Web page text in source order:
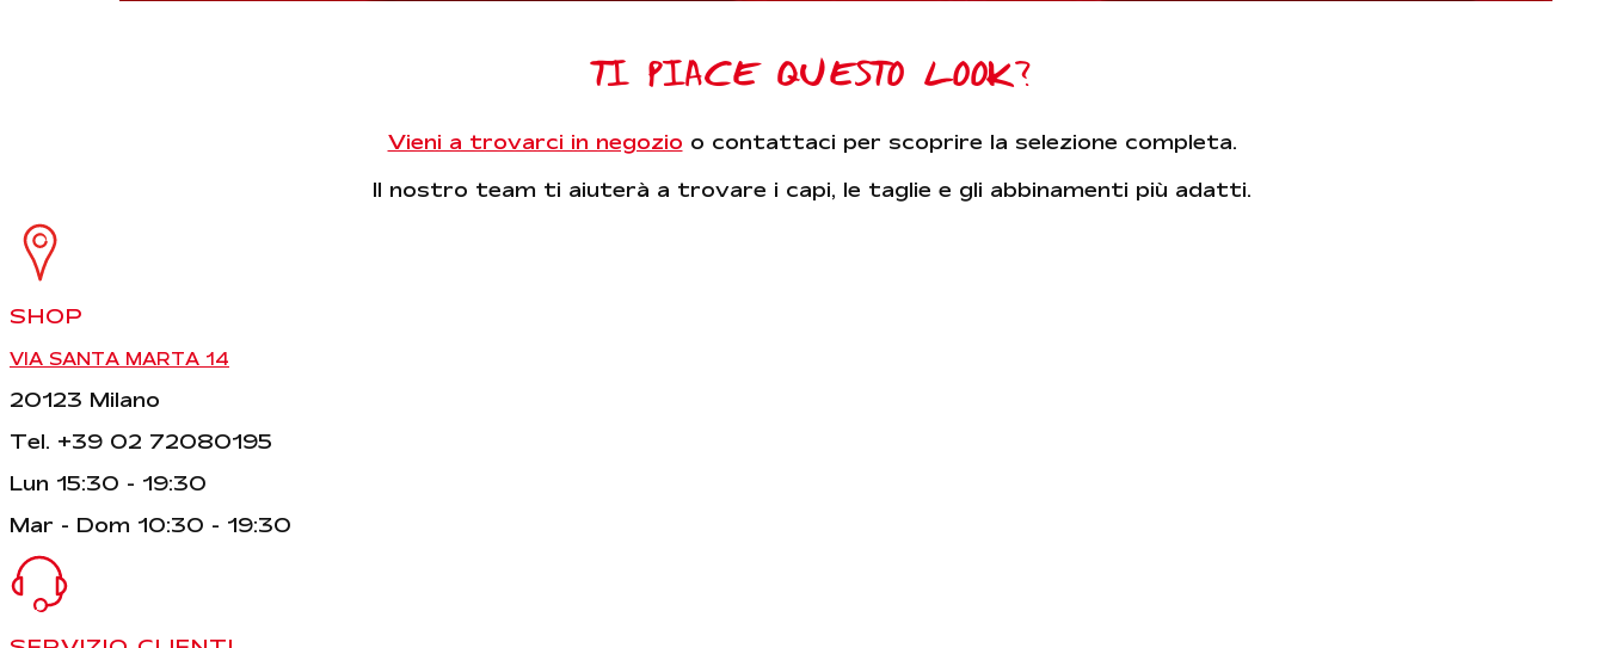
TI PIACE QUESTO LOOK?
Vieni a trovarci in negozio o contattaci per scoprire la selezione completa.
Il nostro team ti aiuterà a trovare i capi, le taglie e gli abbinamenti più adatti.
SHOP
VIA SANTA MARTA 14
20123 Milano
Tel. +39 02 72080195
Lun 15:30 - 19:30
Mar - Dom 10:30 - 19:30